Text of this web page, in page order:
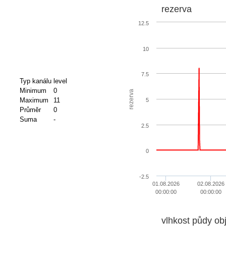
Typ kanálu level
Minimum
0
Maximum
11
Průměr
0
Suma
-
rezerva
rezerva
01.08.2026
00:00:00
02.08.2026
00:00:00
-2.5
0
2.5
5
7.5
10
12.5
vlhkost půdy